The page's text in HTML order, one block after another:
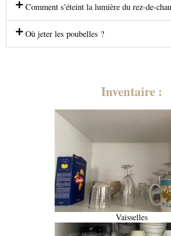
Comment s'éteint la lumière du rez-de-
Où jeter les poubelles ?
Inventaire :
Vaisselles